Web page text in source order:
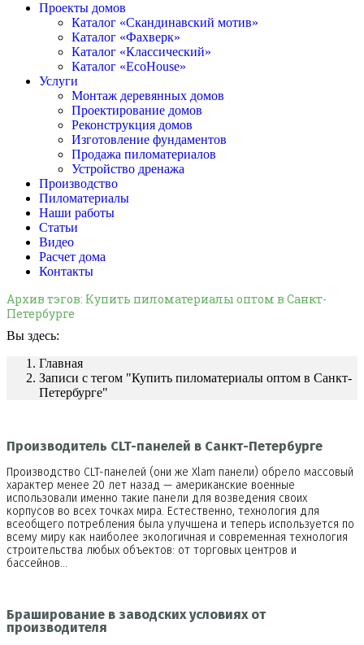
Проекты домов
Каталог «Скандинавский мотив»
Каталог «Фахверк»
Каталог «Классический»
Каталог «EcoHouse»
Услуги
Монтаж деревянных домов
Проектирование домов
Реконструкция домов
Изготовление фундаментов
Продажа пиломатериалов
Устройство дренажа
Производство
Пиломатериалы
Наши работы
Статьи
Видео
Расчет дома
Контакты
Архив тэгов: Купить пиломатериалы оптом в Санкт-
Петербурге
Вы здесь:
Главная
Записи с тегом "Купить пиломатериалы оптом в Санкт-
Петербурге"
Производитель CLT-панелей в Санкт-Петербурге
Производство CLT-панелей (они же Xlam панели) обрело массовый
характер менее 20 лет назад — американские военные
использовали именно такие панели для возведения своих
корпусов во всех точках мира. Естественно, технология для
всеобщего потребления была улучшена и теперь используется по
всему миру как наиболее экологичная и современная технология
строительства любых объектов: от торговых центров и
бассейнов…
Браширование в заводских условиях от
производителя